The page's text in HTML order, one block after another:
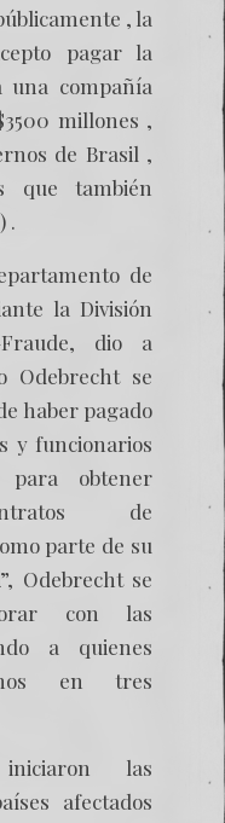
, la
pagar la
compañía
millones ,
de Brasil ,
que también
.
de
la División
dio a
Odebrecht se
haber pagado
y funcionarios
para obtener
de
parte de su
”, Odebrecht se
con las
a quienes
en tres
las
afectados